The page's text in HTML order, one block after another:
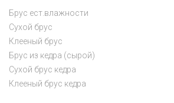
Брус ест.влажности
Сухой брус
Клееный брус
Брус из кедра (сырой)
Сухой брус кедра
Клееный брус кедра